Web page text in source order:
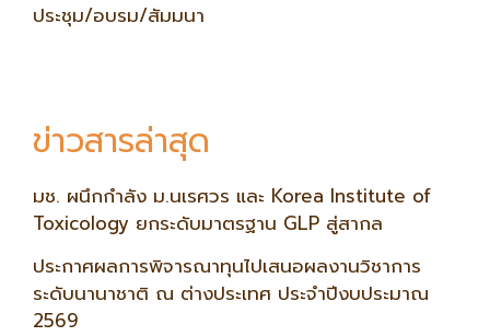
ประชุม/อบรม/สัมมนา
ข่าวสารล่าสุด
มช. ผนึกกำลัง ม.นเรศวร และ Korea Institute of
Toxicology ยกระดับมาตรฐาน GLP สู่สากล
ประกาศผลการพิจารณาทุนไปเสนอผลงานวิชาการ
ระดับนานาชาติ ณ ต่างประเทศ ประจำปีงบประมาณ
2569